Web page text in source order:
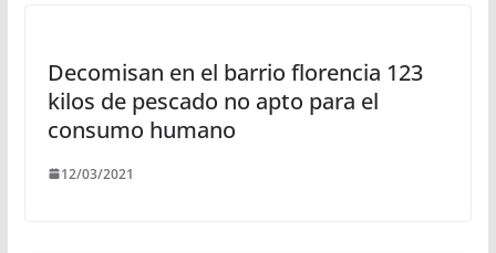
Decomisan en el barrio florencia 123
kilos de pescado no apto para el
consumo humano
12/03/2021